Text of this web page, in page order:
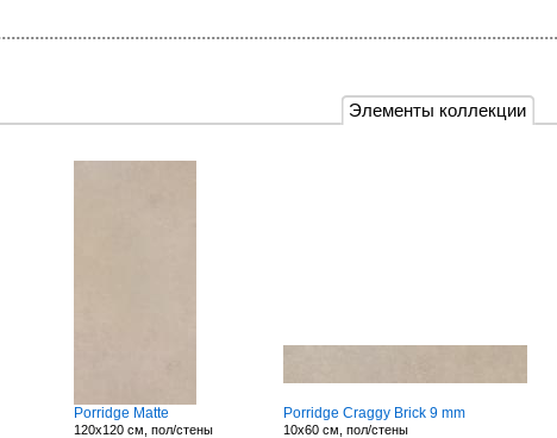
Элементы коллекции
Porridge Matte
120x120 см, пол/стены
Porridge Craggy Brick 9 mm
10x60 см, пол/стены